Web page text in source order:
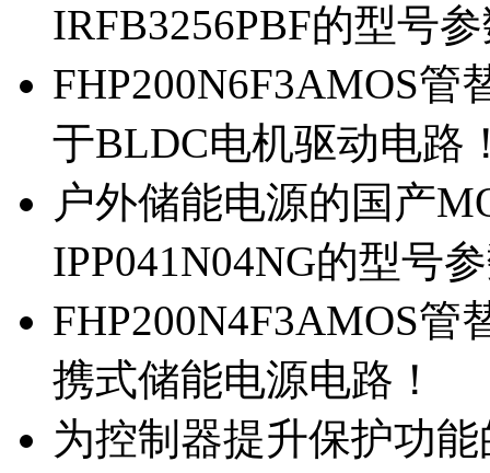
IRFB3256PBF的型号
FHP200N6F3AMOS管
于BLDC电机驱动电路
户外储能电源的国产
IPP041N04NG的型号
FHP200N4F3AMOS管
携式储能电源电路！
为控制器提升保护功